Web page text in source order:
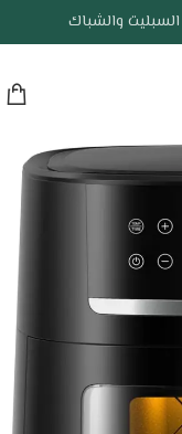
والشباك